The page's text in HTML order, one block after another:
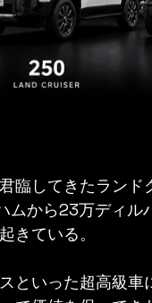
臨してきたラン
ムから23万ディ
きている。
といった超高級